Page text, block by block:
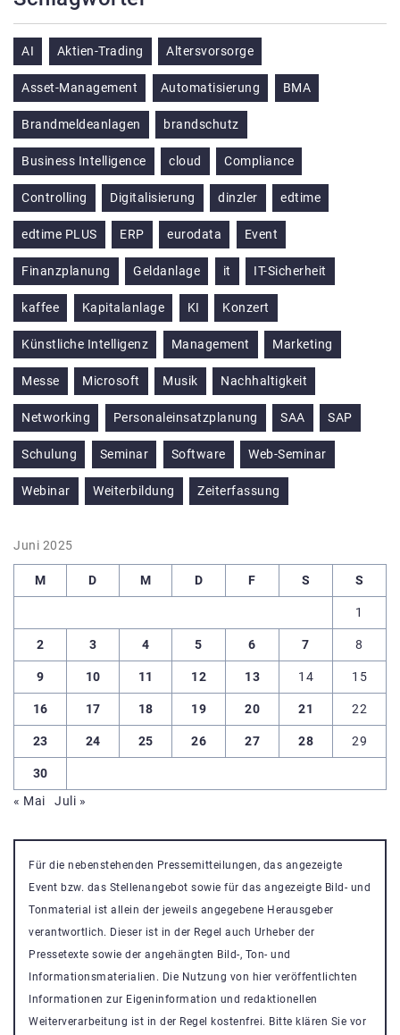
AI Aktien-Trading Altersvorsorge
Asset-Management Automatisierung BMA
Brandmeldeanlagen brandschutz
Business Intelligence cloud Compliance
Controlling Digitalisierung dinzler edtime
edtime PLUS ERP eurodata Event
Finanzplanung Geldanlage it IT-Sicherheit
kaffee Kapitalanlage KI Konzert
Künstliche Intelligenz Management Marketing
Messe Microsoft Musik Nachhaltigkeit
Networking Personaleinsatzplanung SAA SAP
Schulung Seminar Software Web-Seminar
Webinar Weiterbildung Zeiterfassung
Juni 2025
M D M D F S S
1
2 3 4 5 6 7 8
9 10 11 12 13 14 15
16 17 18 19 20 21 22
23 24 25 26 27 28 29
30
« Mai
Juli »
Für die nebenstehenden Pressemitteilungen, das angezeigte
Event bzw. das Stellenangebot sowie für das angezeigte Bild- und
Tonmaterial ist allein der jeweils angegebene Herausgeber
verantwortlich. Dieser ist in der Regel auch Urheber der
Pressetexte sowie der angehängten Bild-, Ton- und
Informationsmaterialien. Die Nutzung von hier veröffentlichten
Informationen zur Eigeninformation und redaktionellen
Weiterverarbeitung ist in der Regel kostenfrei. Bitte klären Sie vor